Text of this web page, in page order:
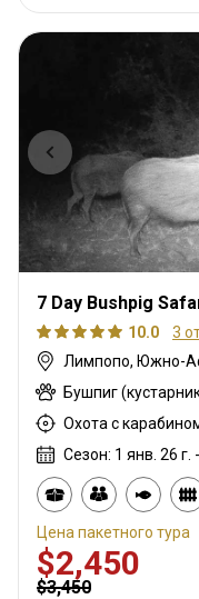
7 Day Bushpig
10.0
3
Лимпопо, Южно-
Бушпиг
Сезон: 1 янв. 26 г.
Цена пакетного тура
$2,450
$3,450